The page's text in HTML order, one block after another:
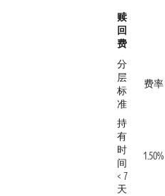
赎
回
费
分
层
标
准
费率
持
有
时
间
< 7
天
1.50%